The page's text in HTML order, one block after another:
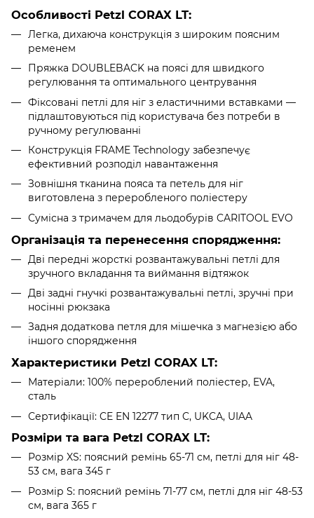
Особливості Petzl CORAX LT:
Легка, дихаюча конструкція з широким поясним
ременем
Пряжка DOUBLEBACK на поясі для швидкого
регулювання та оптимального центрування
Фіксовані петлі для ніг з еластичними вставками —
підлаштовуються під користувача без потреби в
ручному регулюванні
Конструкція FRAME Technology забезпечує
ефективний розподіл навантаження
Зовнішня тканина пояса та петель для ніг
виготовлена з переробленого поліестеру
Сумісна з тримачем для льодобурів CARITOOL EVO
Організація та перенесення спорядження:
Дві передні жорсткі розвантажувальні петлі для
зручного вкладання та виймання відтяжок
Дві задні гнучкі розвантажувальні петлі, зручні при
носінні рюкзака
Задня додаткова петля для мішечка з магнезією або
іншого спорядження
Характеристики Petzl CORAX LT:
Матеріали: 100% перероблений поліестер, EVA,
сталь
Сертифікації: CE EN 12277 тип C, UKCA, UIAA
Розміри та вага Petzl CORAX LT:
Розмір XS: поясний ремінь 65-71 см, петлі для ніг 48-
53 см, вага 345 г
Розмір S: поясний ремінь 71-77 см, петлі для ніг 48-53
см, вага 365 г